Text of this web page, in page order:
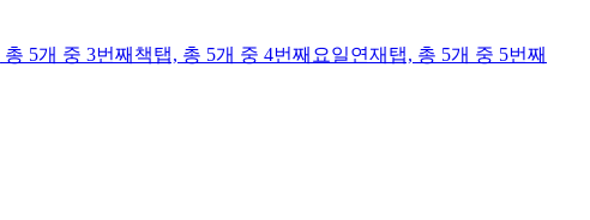
총 5개 중 3번째 책탭, 총 5개 중 4번째 요일연재 탭, 총 5개 중 5번째